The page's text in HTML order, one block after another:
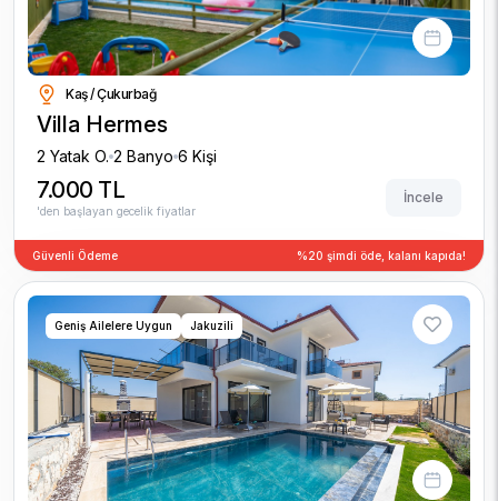
Kaş / Çukurbağ
Villa Hermes
2 Yatak O. 2 Banyo 6 Kişi
7.000 TL
'den başlayan gecelik fiyatlar
İncele
Güvenli Ödeme %20 şimdi öde, kalanı kapıda!
Geniş Ailelere Uygun Jakuzili